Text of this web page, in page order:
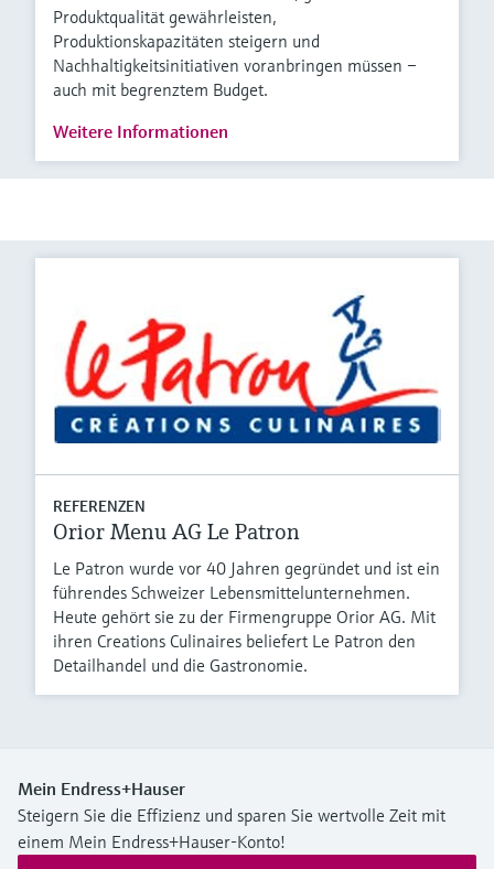
Produktqualität gewährleisten,
Produktionskapazitäten steigern und
Nachhaltigkeitsinitiativen voranbringen müssen –
auch mit begrenztem Budget.
Weitere Informationen
REFERENZEN
Orior Menu AG Le Patron
Le Patron wurde vor 40 Jahren gegründet und ist ein
führendes Schweizer Lebensmittelunternehmen.
Heute gehört sie zu der Firmengruppe Orior AG. Mit
ihren Creations Culinaires beliefert Le Patron den
Detailhandel und die Gastronomie.
Mein Endress+Hauser
Steigern Sie die Effizienz und sparen Sie wertvolle Zeit mit
einem Mein Endress+Hauser-Konto!